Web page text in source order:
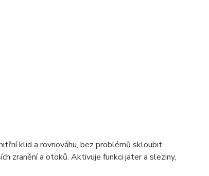
klid a rovnováhu, bez problémů skloubit
zranění a otoků. Aktivuje funkci jater a sleziny,